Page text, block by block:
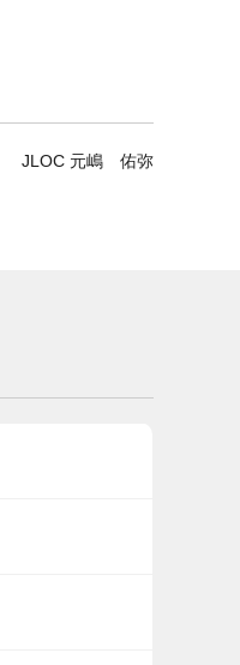
JLOC 元嶋 佑弥